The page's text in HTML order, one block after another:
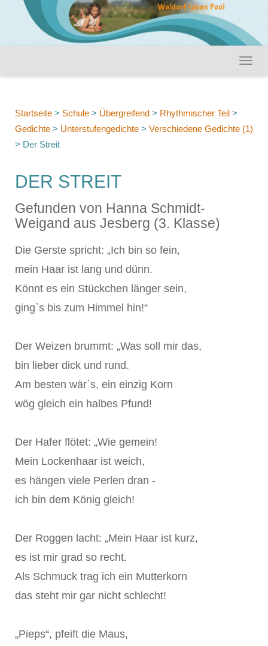
Startseite > Schule > Übergreifend > Rhythmischer Teil >
Gedichte > Unterstufengedichte > Verschiedene Gedichte (1)
> Der Streit
DER STREIT
Gefunden von Hanna Schmidt-
Weigand aus Jesberg (3. Klasse)
Die Gerste spricht: „Ich bin so fein,
mein Haar ist lang und dünn.
Könnt es ein Stückchen länger sein,
ging`s bis zum Himmel hin!“
Der Weizen brummt: „Was soll mir das,
bin lieber dick und rund.
Am besten wär`s, ein einzig Korn
wög gleich ein halbes Pfund!
Der Hafer flötet: „Wie gemein!
Mein Lockenhaar ist weich,
es hängen viele Perlen dran -
ich bin dem König gleich!
Der Roggen lacht: „Mein Haar ist kurz,
es ist mir grad so recht.
Als Schmuck trag ich ein Mutterkorn
das steht mir gar nicht schlecht!
„Pieps“, pfeift die Maus,